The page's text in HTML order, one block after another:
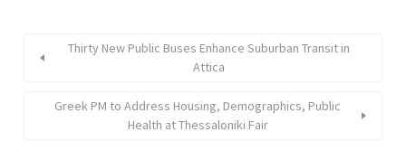
Thirty New Public Buses Enhance Suburban Transit in
Attica
Greek PM to Address Housing, Demographics, Public
Health at Thessaloniki Fair